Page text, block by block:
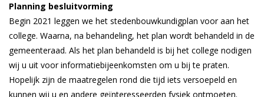
Planning besluitvorming
Begin 2021 leggen we het stedenbouwkundigplan voor aan het
college. Waarna, na behandeling, het plan wordt behandeld in de
gemeenteraad. Als het plan behandeld is bij het college nodigen
wij u uit voor informatiebijeenkomsten om u bij te praten.
Hopelijk zijn de maatregelen rond die tijd iets versoepeld en
kunnen wij u en andere geïnteresseerden fysiek ontmoeten.